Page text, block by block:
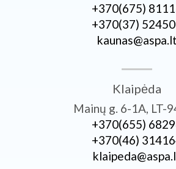
+370­(675)
+370­(37)
kaunas@aspa.lt
Klaipėda
Mainų g. 6-1A, LT-
+370­(655)
+370­(46)